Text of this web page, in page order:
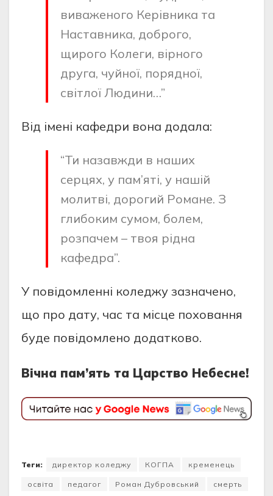
виваженого Керівника та
Наставника, доброго,
щирого Колеги, вірного
друга, чуйної, порядної,
світлої Людини…”
Від імені кафедри вона додала:
“Ти назавжди в наших
серцях, у пам’яті, у нашій
молитві, дорогий Романе. З
глибоким сумом, болем,
розпачем – твоя рідна
кафедра”.
У повідомленні коледжу зазначено,
що про дату, час та місце поховання
буде повідомлено додатково.
Вічна пам’ять та Царство Небесне!
Теги: директор коледжу КОГПА кременець
освіта педагог Роман Дубровський смерть